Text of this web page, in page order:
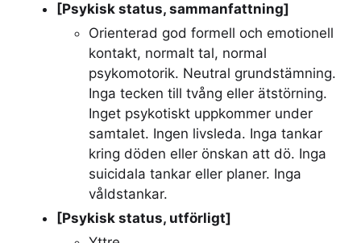
[Psykisk status, sammanfattning]
Orienterad god formell och emotionell
kontakt, normalt tal, normal
psykomotorik. Neutral grundstämning.
Inga tecken till tvång eller ätstörning.
Inget psykotiskt uppkommer under
samtalet. Ingen livsleda. Inga tankar
kring döden eller önskan att dö. Inga
suicidala tankar eller planer. Inga
våldstankar.
[Psykisk status, utförligt]